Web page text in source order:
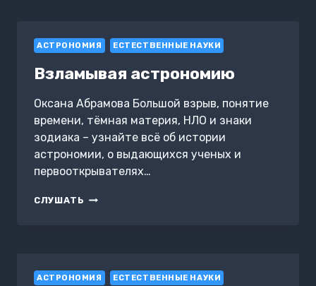
ЗВЕЗДНОЙ
АСТРОНОМИЯ ЕСТЕСТВЕННЫЕ НАУКИ
Взламывая астрономию
Оксана Абрамова Большой взрыв, понятие
времени, тёмная материя, НЛО и знаки
зодиака – узнайте всё об истории
астрономии, о выдающихся ученых и
первооткрывателях…
СЛУШАТЬ ВЗЛАМЫВАЯ
АСТРОНОМИЯ ЕСТЕСТВЕННЫЕ НАУКИ